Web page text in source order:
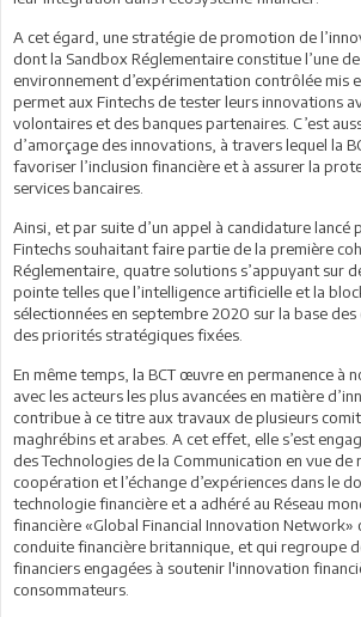
A cet égard, une stratégie de promotion de
dont la Sandbox Réglementaire constitue l’une
environnement d’expérimentation contrôlée mis
permet aux Fintechs de tester leurs innovations
volontaires et des banques partenaires. C’est
d’amorçage des innovations, à travers lequel la
favoriser l’inclusion financière et à assurer la
services bancaires.
Ainsi, et par suite d’un appel à candidature lancé
Fintechs souhaitant faire partie de la première
Réglementaire, quatre solutions s’appuyant sur
pointe telles que l’intelligence artificielle et la
sélectionnées en septembre 2020 sur la base
des priorités stratégiques fixées.
En même temps, la BCT œuvre en permanence à
avec les acteurs les plus avancées en matière
contribue à ce titre aux travaux de plusieurs
maghrébins et arabes. A cet effet, elle s’est
des Technologies de la Communication en vue de
coopération et l’échange d’expériences dans le
technologie financière et a adhéré au Réseau
financière «Global Financial Innovation Network»
conduite financière britannique, et qui regroupe
financiers engagées à soutenir l'innovation
consommateurs.